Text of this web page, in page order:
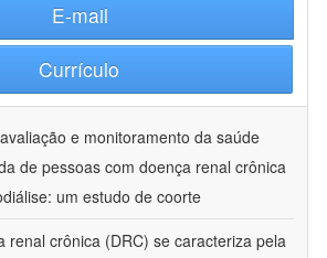
E-mail
Currículo
avaliação e monitoramento da saúde
de pessoas com doença renal crônica
um estudo de coorte
renal crônica (DRC) se caracteriza pela